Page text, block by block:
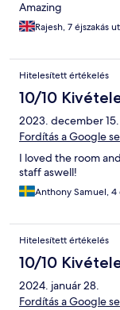
Amazing
Rajesh, 7 éjszakás
Hitelesített értékelés
10/10
2023. december 15.
Fordítás a Google
I loved the room
staff aswell!
Anthony Samuel, 4
Hitelesített értékelés
10/10
2024. január 28.
Fordítás a Google